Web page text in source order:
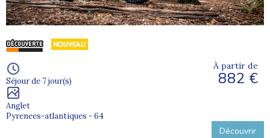
Séjour de 7 jour(s)
Anglet
Pyrenees-atlantiques - 64
À partir de
882 €
Découvrir